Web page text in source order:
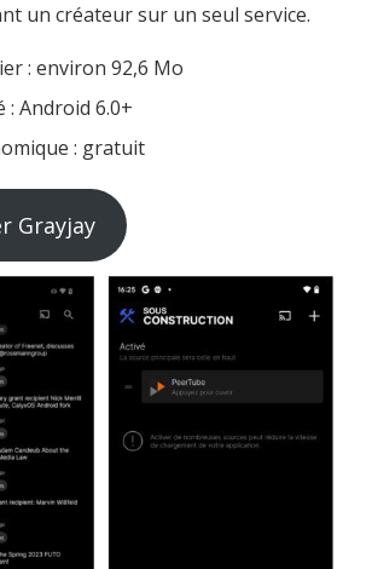
un créateur sur un seul service.
: environ 92,6 Mo
Android 6.0+
: gratuit
Grayjay